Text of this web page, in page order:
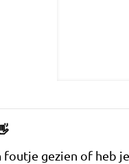
foutje gezien of heb